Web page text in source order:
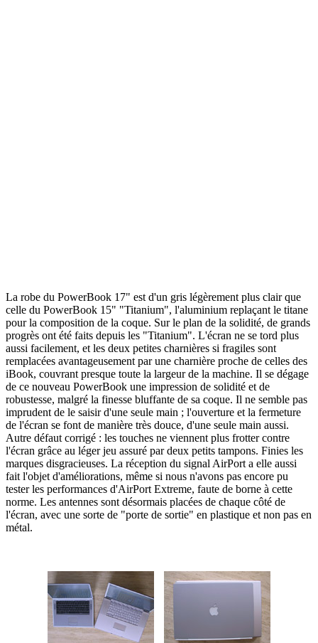
La robe du PowerBook 17" est d'un gris légèrement plus clair que
celle du PowerBook 15" "Titanium", l'aluminium replaçant le titane
pour la composition de la coque. Sur le plan de la solidité, de grands
progrès ont été faits depuis les "Titanium". L'écran ne se tord plus
aussi facilement, et les deux petites charnières si fragiles sont
remplacées avantageusement par une charnière proche de celles des
iBook, couvrant presque toute la largeur de la machine. Il se dégage
de ce nouveau PowerBook une impression de solidité et de
robustesse, malgré la finesse bluffante de sa coque. Il ne semble pas
imprudent de le saisir d'une seule main ; l'ouverture et la fermeture
de l'écran se font de manière très douce, d'une seule main aussi.
Autre défaut corrigé : les touches ne viennent plus frotter contre
l'écran grâce au léger jeu assuré par deux petits tampons. Finies les
marques disgracieuses. La réception du signal AirPort a elle aussi
fait l'objet d'améliorations, même si nous n'avons pas encore pu
tester les performances d'AirPort Extreme, faute de borne à cette
norme. Les antennes sont désormais placées de chaque côté de
l'écran, avec une sorte de "porte de sortie" en plastique et non pas en
métal.